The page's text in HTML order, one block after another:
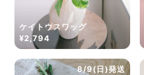
ケイトウスワッグ
¥2,794
8/9(日)発送